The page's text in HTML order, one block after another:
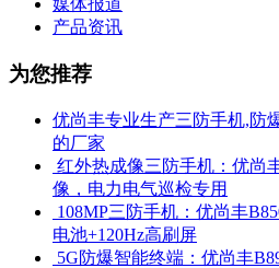
媒体报道
产品资讯
为您推荐
优尚丰专业生产三防手机,防
的厂家
红外热成像三防手机：优尚
像，电力电气巡检专用
108MP三防手机：优尚丰
电池+120Hz高刷屏
5G防爆智能终端：优尚丰